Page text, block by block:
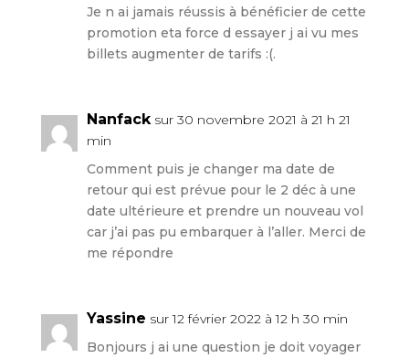
Je n ai jamais réussis à bénéficier de cette
promotion eta force d essayer j ai vu mes
billets augmenter de tarifs :(.
Nanfack sur 30 novembre 2021 à 21 h 21
min
Comment puis je changer ma date de
retour qui est prévue pour le 2 déc à une
date ultérieure et prendre un nouveau vol
car j’ai pas pu embarquer à l’aller. Merci de
me répondre
Yassine sur 12 février 2022 à 12 h 30 min
Bonjours j ai une question je doit voyager